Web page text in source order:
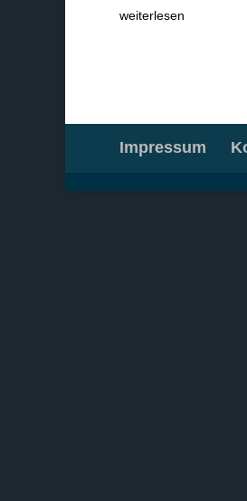
weiterlesen
Impressum